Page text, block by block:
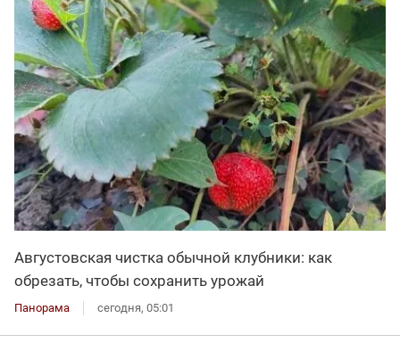
Августовская чистка обычной клубники: как
обрезать, чтобы сохранить урожай
Панорама сегодня, 05:01